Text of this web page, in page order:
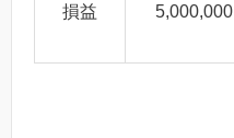
損益 5,000,000